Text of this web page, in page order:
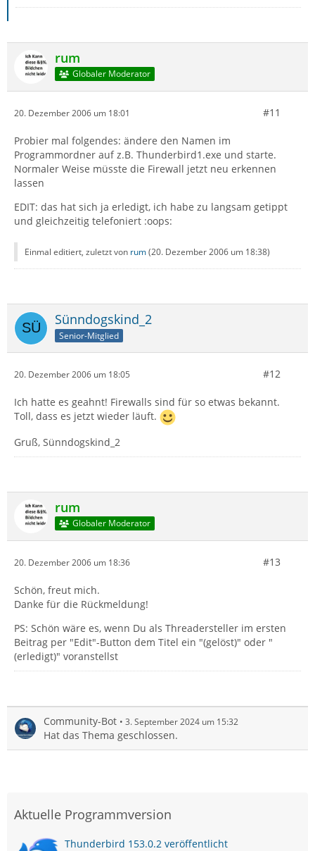
rum
Globaler Moderator
20. Dezember 2006 um 18:01 #11
Probier mal folgendes: ändere den Namen im
Programmordner auf z.B. Thunderbird1.exe und starte.
Normaler Weise müsste die Firewall jetzt neu erkennen
lassen
EDIT: das hat sich ja erledigt, ich habe zu langsam getippt
und gleichzeitig telefoniert :oops:
Einmal editiert, zuletzt von rum(20. Dezember 2006 um 18:38)
Sünndogskind_2
Senior-Mitglied
20. Dezember 2006 um 18:05 #12
Ich hatte es geahnt! Firewalls sind für so etwas bekannt.
Toll, dass es jetzt wieder läuft.
Gruß, Sünndogskind_2
rum
Globaler Moderator
20. Dezember 2006 um 18:36 #13
Schön, freut mich.
Danke für die Rückmeldung!
PS: Schön wäre es, wenn Du als Threadersteller im ersten
Beitrag per "Edit"-Button dem Titel ein "(gelöst)" oder "
(erledigt)" voranstellst
Community-Bot 3. September 2024 um 15:32
Hat das Thema geschlossen.
Aktuelle Programmversion
Thunderbird 153.0.2 veröffentlicht